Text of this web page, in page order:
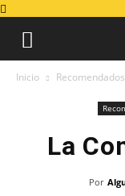
Inicio Recomendados
La
Por